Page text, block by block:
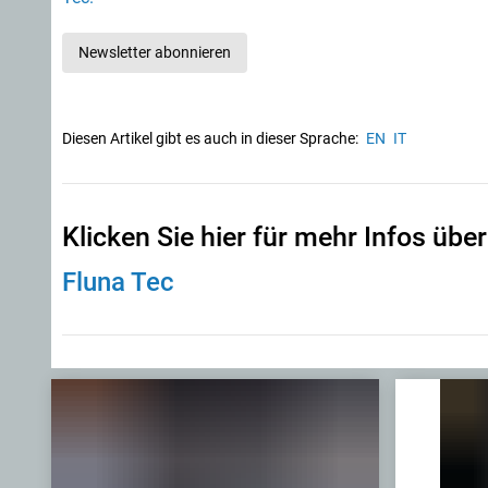
Newsletter abonnieren
Diesen Artikel gibt es auch in dieser Sprache: EN IT
Klicken Sie hier für mehr Infos
Fluna Tec